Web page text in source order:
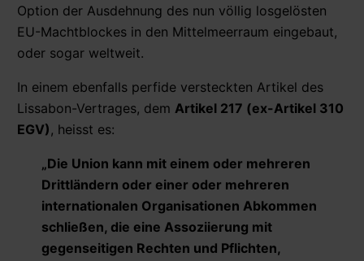
Option der Ausdehnung des nun völlig losgelösten
EU-Machtblockes in den Mittelmeerraum eingebaut,
oder sogar weltweit.
In einem ebenfalls perfide versteckten Artikel des
Lissabon-Vertrages, dem Artikel 217 (ex-Artikel 310
EGV) , heisst es:
„Die Union kann mit einem oder mehreren
Drittländern oder einer oder mehreren
internationalen Organisationen Abkommen
schließen, die eine Assoziierung mit
gegenseitigen Rechten und Pflichten,